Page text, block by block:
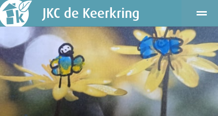
ONDERWIJS KINDEROPVANG KENNISMAKEN
Bellen E-mail Agenda Locatie